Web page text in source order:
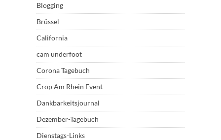
Blogging
Brüssel
California
cam underfoot
Corona Tagebuch
Crop Am Rhein Event
Dankbarkeitsjournal
Dezember-Tagebuch
Dienstags-Links